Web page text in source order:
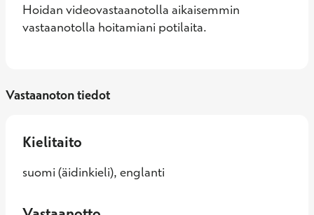
Hoidan videovastaanotolla aikaisemmin
vastaanotolla hoitamiani potilaita.
Vastaanoton tiedot
Kielitaito
suomi (äidinkieli), englanti